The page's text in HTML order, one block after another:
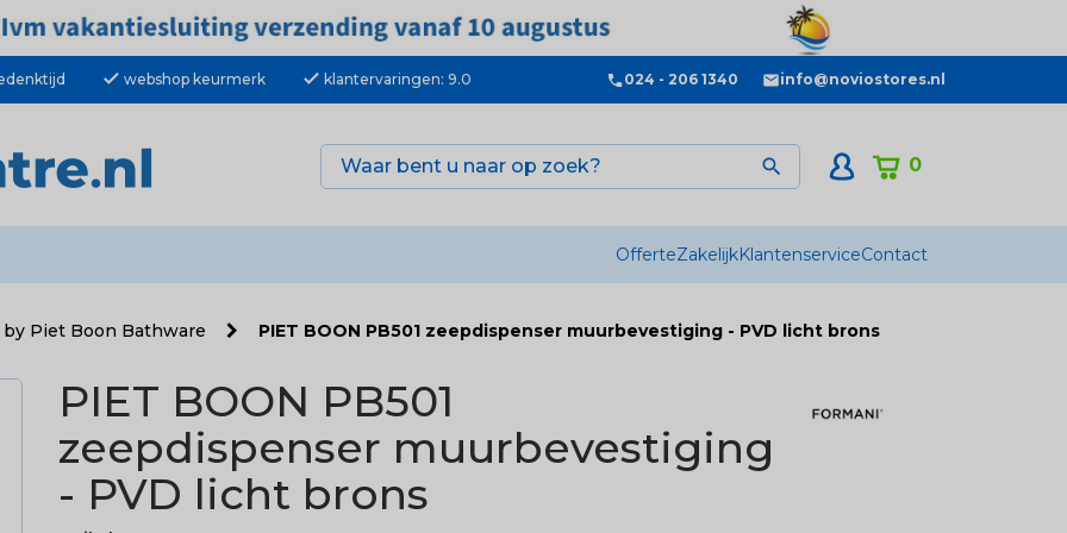
check webshop keurmerk check klantervaringen: 9.0 024 - 206 1340 info@noviostores.nl
0

OfferteZakelijkKlantenserviceContact
by Piet Boon Bathware PIET BOON PB501 zeepdispenser muurbevestiging - PVD licht brons
PIET BOON PB501
zeepdispenser muurbevestiging
- PVD licht brons